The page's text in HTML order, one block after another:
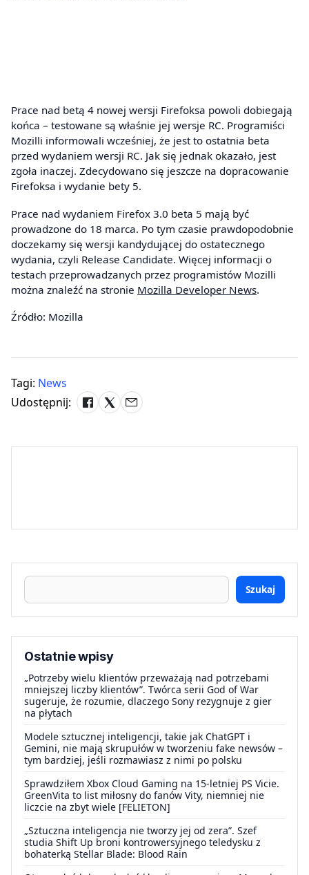
Prace nad betą 4 nowej wersji Firefoksa powoli dobiegają
końca – testowane są właśnie jej wersje RC. Programiści
Mozilli informowali wcześniej, że jest to ostatnia beta
przed wydaniem wersji RC. Jak się jednak okazało, jest
zgoła inaczej. Zdecydowano się jeszcze na dopracowanie
Firefoksa i wydanie bety 5.
Prace nad wydaniem Firefox 3.0 beta 5 mają być
prowadzone do 18 marca. Po tym czasie prawdopodobnie
doczekamy się wersji kandydującej do ostatecznego
wydania, czyli Release Candidate. Więcej informacji o
testach przeprowadzanych przez programistów Mozilli
można znaleźć na stronie Mozilla Developer News.
Źródło: Mozilla
Tagi: News
Udostępnij:
Szukaj
Ostatnie wpisy
„Potrzeby wielu klientów przeważają nad potrzebami
mniejszej liczby klientów”. Twórca serii God of War
sugeruje, że rozumie, dlaczego Sony rezygnuje z gier
na płytach
Modele sztucznej inteligencji, takie jak ChatGPT i
Gemini, nie mają skrupułów w tworzeniu fake newsów –
tym bardziej, jeśli rozmawiasz z nimi po polsku
Sprawdziłem Xbox Cloud Gaming na 15-letniej PS Vicie.
GreenVita to list miłosny do fanów Vity, niemniej nie
liczcie na zbyt wiele [FELIETON]
„Sztuczna inteligencja nie tworzy jej od zera”. Szef
studia Shift Up broni kontrowersyjnego teledysku z
bohaterką Stellar Blade: Blood Rain